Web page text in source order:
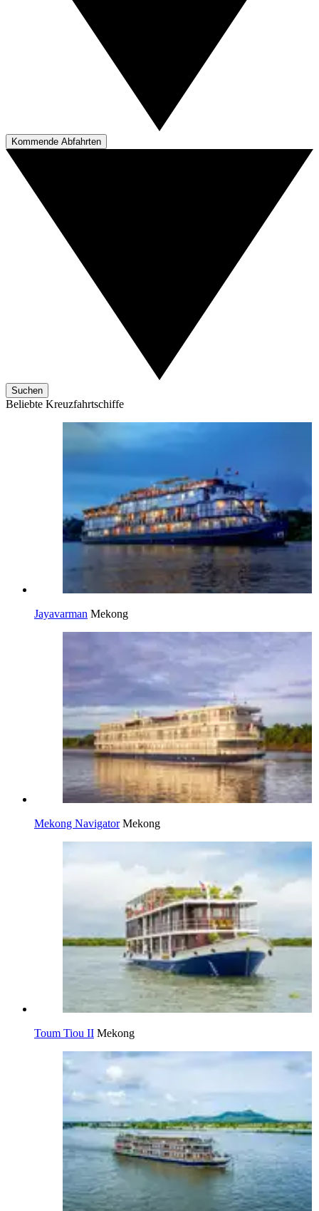
Kommende Abfahrten
Suchen
Beliebte Kreuzfahrtschiffe
Jayavarman Mekong
Mekong Navigator Mekong
Toum Tiou II Mekong